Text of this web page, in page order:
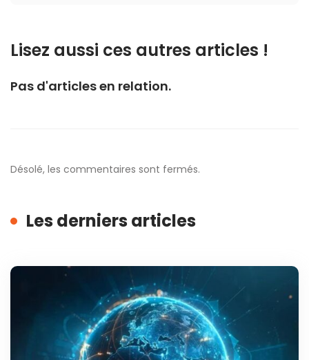
Lisez aussi ces autres articles !
Pas d'articles en relation.
Désolé, les commentaires sont fermés.
Les derniers articles